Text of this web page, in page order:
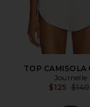
TOP CAMISOLA
Journelle
$125 $140